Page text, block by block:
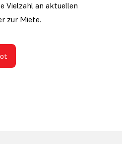
Vielzahl an aktuellen
zur Miete.